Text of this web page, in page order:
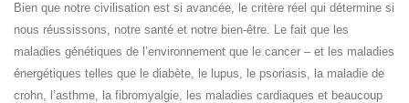
Bien que notre civilisation est si avancée, le critère réel qui détermine si
nous réussissons, notre santé et notre bien-être. Le fait que les
maladies génétiques de l’environnement que le cancer – et les maladies
énergétiques telles que le diabète, le lupus, le psoriasis, la maladie de
crohn, l’asthme, la fibromyalgie, les maladies cardiaques et beaucoup